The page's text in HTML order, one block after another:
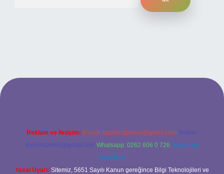
Reklam ve İletişim: E-mail: backlinkpaneli@gmail.com Teams:
forumhizmeti@gmail.com Whatsapp: 0262 606 0 726 Telegram:
@karabul
Yasal Uyarı: Sitemiz, 5651 Sayılı Kanun gereğince Bilgi Teknolojileri ve